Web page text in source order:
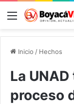
Menú
Inicio / Hechos
La
proceso